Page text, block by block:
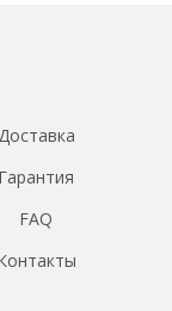
Гарантия
FAQ